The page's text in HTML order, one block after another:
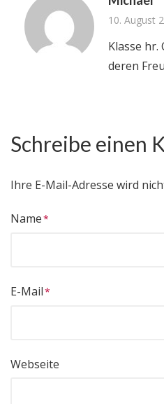
10. August
Klasse hr.
deren
Schreibe einen
Ihre E-Mail-Adresse wird
Name
E-Mail
Webseite